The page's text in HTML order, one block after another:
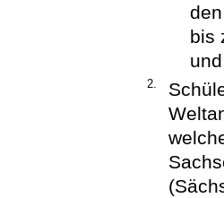
bis
2.